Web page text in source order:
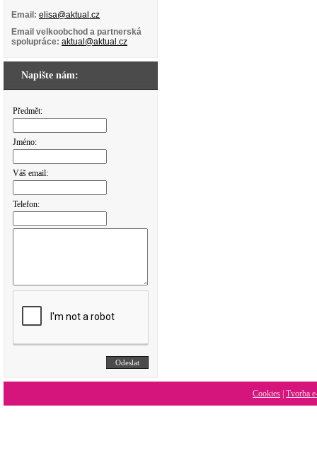
Email: elisa@aktual.cz
Email velkoobchod a partnerská
spolupráce: aktual@aktual.cz
Napište nám:
Předmět:
Jméno:
Váš email:
Telefon:
Cookies Tvorba